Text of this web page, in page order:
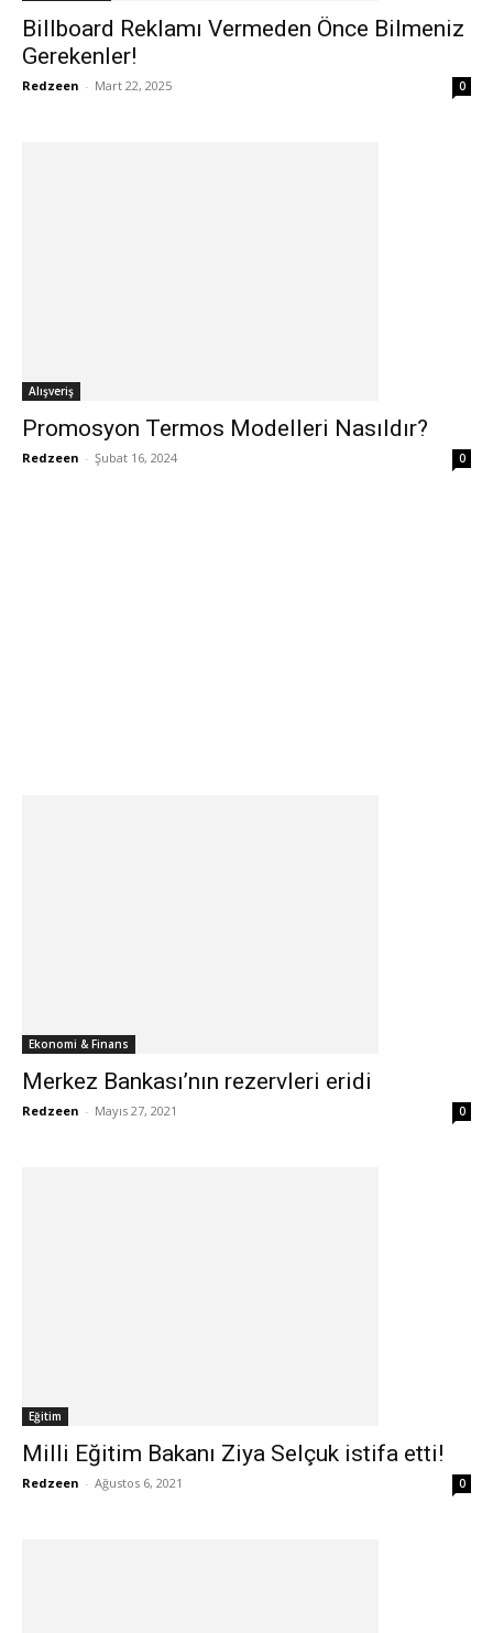
Billboard Reklamı Vermeden Önce Bilmeniz
Gerekenler!
Redzeen - Mart 22, 2025 0
Alışveriş
Promosyon Termos Modelleri Nasıldır?
Redzeen - Şubat 16, 2024 0
Ekonomi & Finans
Merkez Bankası’nın rezervleri eridi
Redzeen - Mayıs 27, 2021 0
Eğitim
Milli Eğitim Bakanı Ziya Selçuk istifa etti!
Redzeen - Ağustos 6, 2021 0